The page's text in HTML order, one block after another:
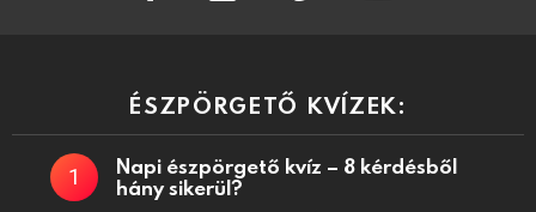
ÉSZPÖRGETŐ KVÍZEK:
Napi észpörgető kvíz – 8 kérdésből
hány sikerül?